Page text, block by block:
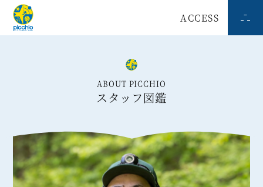
ACCESS
ABOUT PICCHIO
スタッフ図鑑